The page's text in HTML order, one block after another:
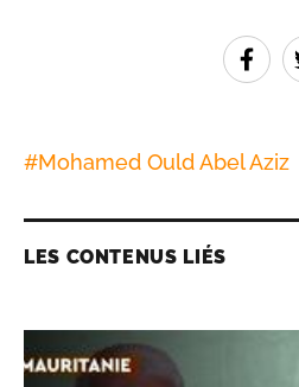
#Mohamed Ould Abel Aziz
LES CONTENUS LIÉS